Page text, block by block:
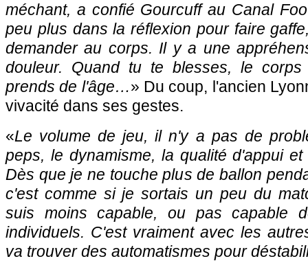
méchant, a confié Gourcuff au Canal
peu plus dans la réflexion pour faire
demander au corps. Il y a une
douleur. Quand tu te blesses, le
prends de l'âge…» Du coup, l'ancien
vivacité dans ses gestes.
«Le volume de jeu, il n'y a pas de
peps, le dynamisme, la qualité d'appui
Dès que je ne touche plus de ballon
c'est comme si je sortais un peu du
suis moins capable, ou pas capable
individuels. C'est vraiment avec les
va trouver des automatismes pour